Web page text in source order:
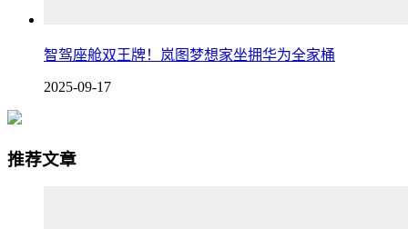
智驾座舱双王牌！岚图梦想家坐拥华为全家桶
2025-09-17
推荐文章